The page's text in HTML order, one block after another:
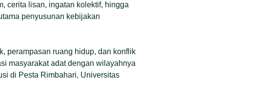
cerita lisan, ingatan kolektif, hingga
penyusunan kebijakan
perampasan ruang hidup, dan konflik
masyarakat adat dengan wilayahnya
di Pesta Rimbahari, Universitas